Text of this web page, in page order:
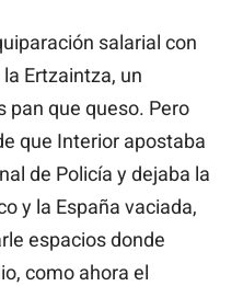
salarial con
Ertzaintza, un
pan que queso. Pero
que Interior apostaba
de Policía y dejaba la
y la España vaciada,
espacios donde
como ahora el